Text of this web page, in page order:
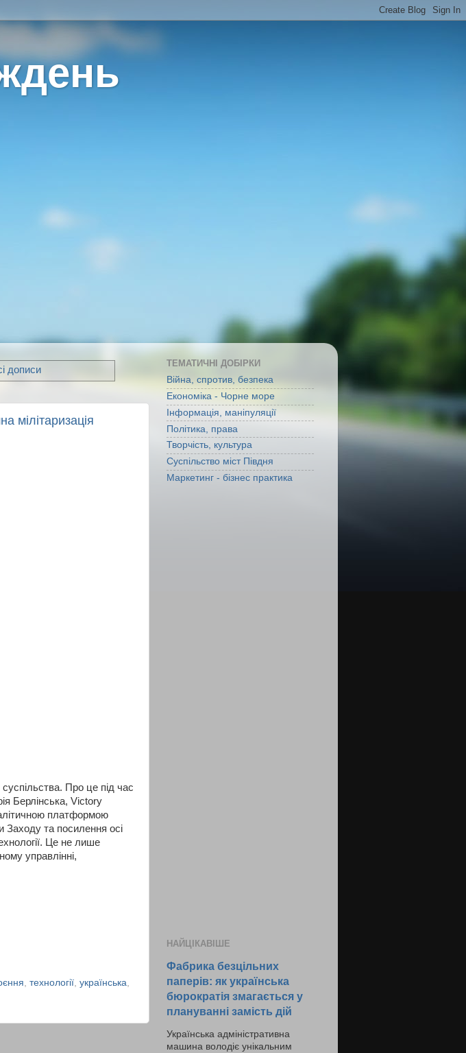
дописи
мілітаризація
Про це під час
Берлінська, Victory
платформою
Заходу та посилення осі
Це не лише
управлінні,
, технології, українська,
ТЕМАТИЧНІ ДОБІРКИ
Війна, спротив, безпека
Економіка - Чорне море
Інформація, маніпуляції
Політика, права
Творчість, культура
Суспільство міст Півдня
Маркетинг - бізнес практика
НАЙЦІКАВІШЕ
Фабрика безцільних
паперів: як українська
бюрократія змагається у
плануванні замість дій
Українська адміністративна
машина володіє унікальним